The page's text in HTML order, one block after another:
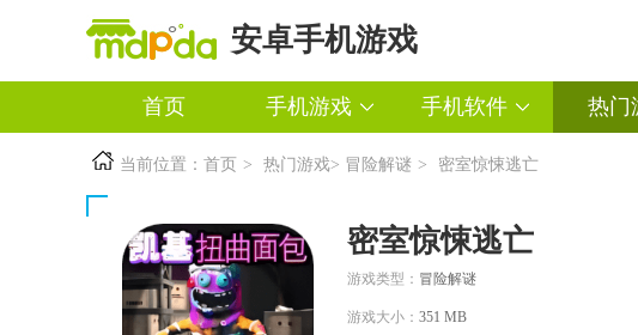
安卓手机游戏
首页 手机游戏 手机软件 热门
当前位置： 首页 > 热门游戏> 冒险解谜 > 密室惊悚逃亡
密室惊悚逃亡
游戏类型： 冒险解谜
游戏大小： 351 MB